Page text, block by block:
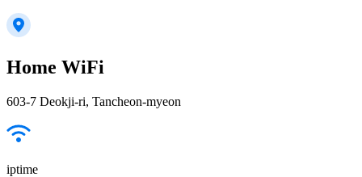
Home WiFi
603-7 Deokji-ri, Tancheon-myeon
iptime